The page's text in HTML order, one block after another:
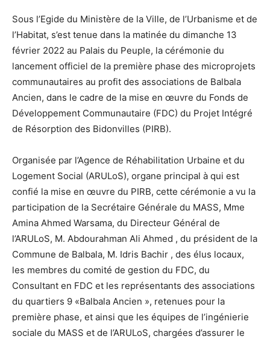
Sous l’Egide du Ministère de la Ville, de l’Urbanisme et de
l’Habitat, s’est tenue dans la matinée du dimanche 13
février 2022 au Palais du Peuple, la cérémonie du
lancement officiel de la première phase des microprojets
communautaires au profit des associations de Balbala
Ancien, dans le cadre de la mise en œuvre du Fonds de
Développement Communautaire (FDC) du Projet Intégré
de Résorption des Bidonvilles (PIRB).
Organisée par l’Agence de Réhabilitation Urbaine et du
Logement Social (ARULoS), organe principal à qui est
confié la mise en œuvre du PIRB, cette cérémonie a vu la
participation de la Secrétaire Générale du MASS, Mme
Amina Ahmed Warsama, du Directeur Général de
l’ARULoS, M. Abdourahman Ali Ahmed , du président de la
Commune de Balbala, M. Idris Bachir , des élus locaux,
les membres du comité de gestion du FDC, du
Consultant en FDC et les représentants des associations
du quartiers 9 «Balbala Ancien », retenues pour la
première phase, et ainsi que les équipes de l’ingénierie
sociale du MASS et de l’ARULoS, chargées d’assurer le